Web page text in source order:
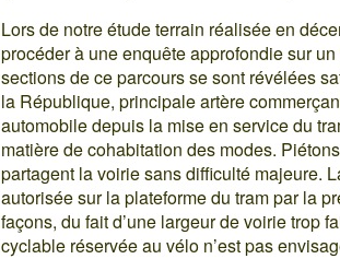
Lors de notre étude terrain réalisée en
procéder à une enquête approfondie sur
sections de ce parcours se sont révélées
la République, principale artère
automobile depuis la mise en service du
matière de cohabitation des modes.
partagent la voirie sans difficulté majeure.
autorisée sur la plateforme du tram par la
façons, du fait d’une largeur de voirie trop
cyclable réservée au vélo n’est pas